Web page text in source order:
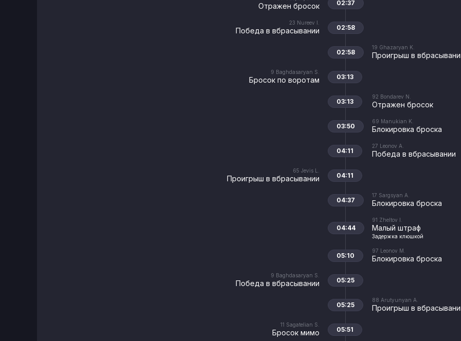
Отражен бросок 02:37
23 Nureev I.
Победа в вбрасывании 02:58
19 Ghazaryan K.
Проигрыш в
02:58
9 Baghdasaryan S.
Бросок по воротам 03:13
92 Bondarev N.
Отражен бросок
03:13
69 Manukian K.
Блокировка броска
03:50
27 Leonov A.
Победа в вбрасывании
04:11
65 Jevis L.
Проигрыш в вбрасывании 04:11
17 Sargsyan A.
Блокировка броска
04:37
91 Zheltov I.
Малый штраф
Задержка клюшкой
04:44
97 Leonov M.
Блокировка броска
05:10
9 Baghdasaryan S.
Победа в вбрасывании 05:25
88 Arutyunyan A.
Проигрыш в
05:25
11 Sagatelian S.
Бросок мимо 05:51